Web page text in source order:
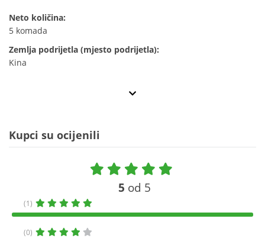
Neto količina:
5 komada
Zemlja podrijetla (mjesto podrijetla):
Kina
Kupci su ocijenili
5 od 5
(1)
(0)